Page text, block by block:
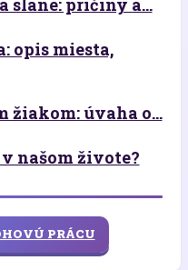
slané: príčiny a...
opis miesta,
žiakom: úvaha o...
našom živote?
PRÁCU